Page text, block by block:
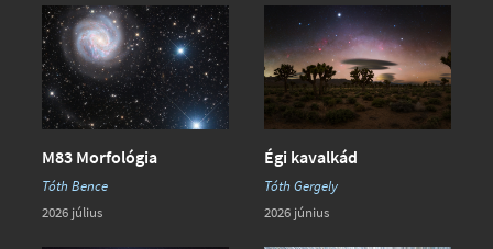
M83 Morfológia
Tóth Bence
2026 július
Égi kavalkád
Tóth Gergely
2026 június